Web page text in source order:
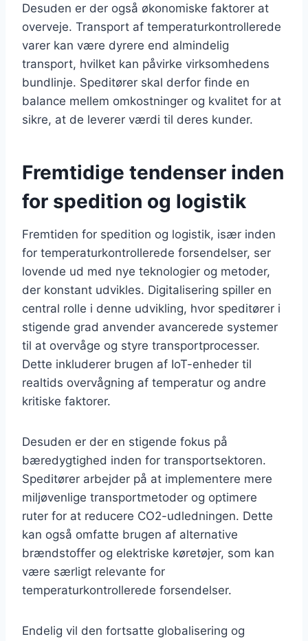
Desuden er der også økonomiske faktorer at
overveje. Transport af temperaturkontrollerede
varer kan være dyrere end almindelig
transport, hvilket kan påvirke virksomhedens
bundlinje. Speditører skal derfor finde en
balance mellem omkostninger og kvalitet for at
sikre, at de leverer værdi til deres kunder.
Fremtidige tendenser inden
for spedition og logistik
Fremtiden for spedition og logistik, især inden
for temperaturkontrollerede forsendelser, ser
lovende ud med nye teknologier og metoder,
der konstant udvikles. Digitalisering spiller en
central rolle i denne udvikling, hvor speditører i
stigende grad anvender avancerede systemer
til at overvåge og styre transportprocesser.
Dette inkluderer brugen af IoT-enheder til
realtids overvågning af temperatur og andre
kritiske faktorer.
Desuden er der en stigende fokus på
bæredygtighed inden for transportsektoren.
Speditører arbejder på at implementere mere
miljøvenlige transportmetoder og optimere
ruter for at reducere CO2-udledningen. Dette
kan også omfatte brugen af alternative
brændstoffer og elektriske køretøjer, som kan
være særligt relevante for
temperaturkontrollerede forsendelser.
Endelig vil den fortsatte globalisering og